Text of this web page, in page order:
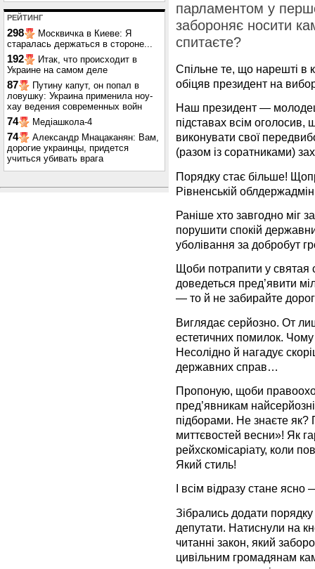
РЕЙТИНГ
298
Москвичка в Киеве: Я
старалась держаться в стороне...
192
Итак, что происходит в
Украине на самом деле
87
Путину капут, он попал в
ловушку: Украина применила ноу-
хау ведения современных войн
74 Медіашкола-4
74
Александр Мнацаканян: Вам,
дорогие украинцы, придется
учиться убивать врага
парламентом у
забороняє носити
спитаєте?
Спільне те, що нарешті в
обіцяв президент на
Наш президент —
підставах всім оголосив,
виконувати свої
(разом із соратниками)
Порядку стає більше!
Рівненській
Раніше хто завгодно міг
порушити спокій
уболівання за добробут
Щоби потрапити у святая
доведеться пред’явити
— то й не забирайте
Виглядає серйозно. От
естетичних помилок. Чому
Несолідно й нагадує
державних справ…
Пропоную, щоби
пред’явникам
підборами. Не знаєте як?
миттєвостей весни»! Як
рейхскомісаріату, коли
Який стиль!
І всім відразу стане
Зібрались додати
депутати. Натиснули на
читанні закон, який
цивільним громадянам